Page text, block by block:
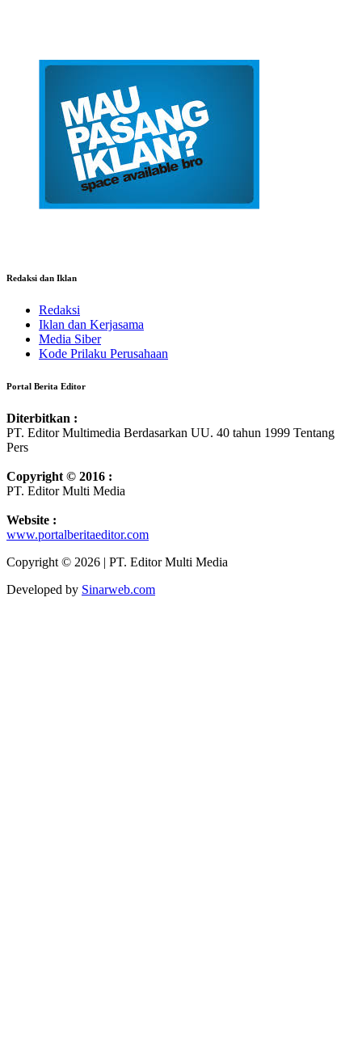
Redaksi dan Iklan
Redaksi
Iklan dan Kerjasama
Media Siber
Kode Prilaku Perusahaan
Portal Berita Editor
Diterbitkan :
PT. Editor Multimedia Berdasarkan UU. 40 tahun 1999 Tentang
Pers
Copyright © 2016 :
PT. Editor Multi Media
Website :
www.portalberitaeditor.com
Copyright © 2026 | PT. Editor Multi Media
Developed by Sinarweb.com